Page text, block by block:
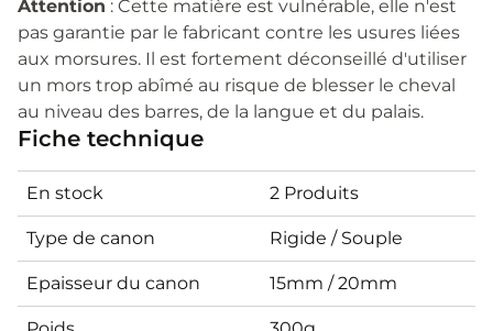
Attention : Cette matière est vulnérable, elle n'est
pas garantie par le fabricant contre les usures liées
aux morsures. Il est fortement déconseillé d'utiliser
un mors trop abîmé au risque de blesser le cheval
au niveau des barres, de la langue et du palais.
Fiche technique
En stock 2 Produits
Type de canon Rigide / Souple
Epaisseur du canon 15mm / 20mm